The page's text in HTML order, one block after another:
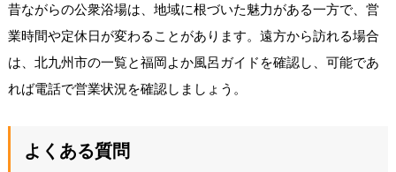
昔ながらの公衆浴場は、地域に根づいた魅力がある一方で、営
業時間や定休日が変わることがあります。遠方から訪れる場合
は、北九州市の一覧と福岡よか風呂ガイドを確認し、可能であ
れば電話で営業状況を確認しましょう。
よくある質問